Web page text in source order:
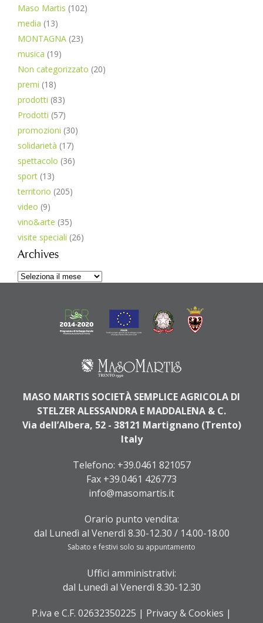
Maso Martis (102)
media (13)
MONTAGNA (23)
musica (19)
Non categorizzato (20)
premi (18)
prodotti (83)
Prodotti (57)
promozioni (30)
solidarietà (17)
spettacolo (36)
sport (13)
territorio (205)
video (9)
vino&arte (35)
visite speciali (26)
Archives
Archives
MASO MARTIS SOCIETÀ SEMPLICE AGRICOLA DI
STELZER ALESSANDRA E MADDALENA & C.
Via dell’Albera, 52 - 38121 Martignano (Trento)
Italy
Telefono: +39.0461 821057
Fax +39.0461 426773
info@masomartis.it
Orario punto vendita:
dal Lunedì al Venerdì 8.30-12.30 / 14.00-18.00
Sabato e festivi solo su appuntamento
Uffici amministrativi:
dal Lunedì al Venerdì 8.30-12.30
P.iva e C.F. 02632350225 | Privacy & Cookies |